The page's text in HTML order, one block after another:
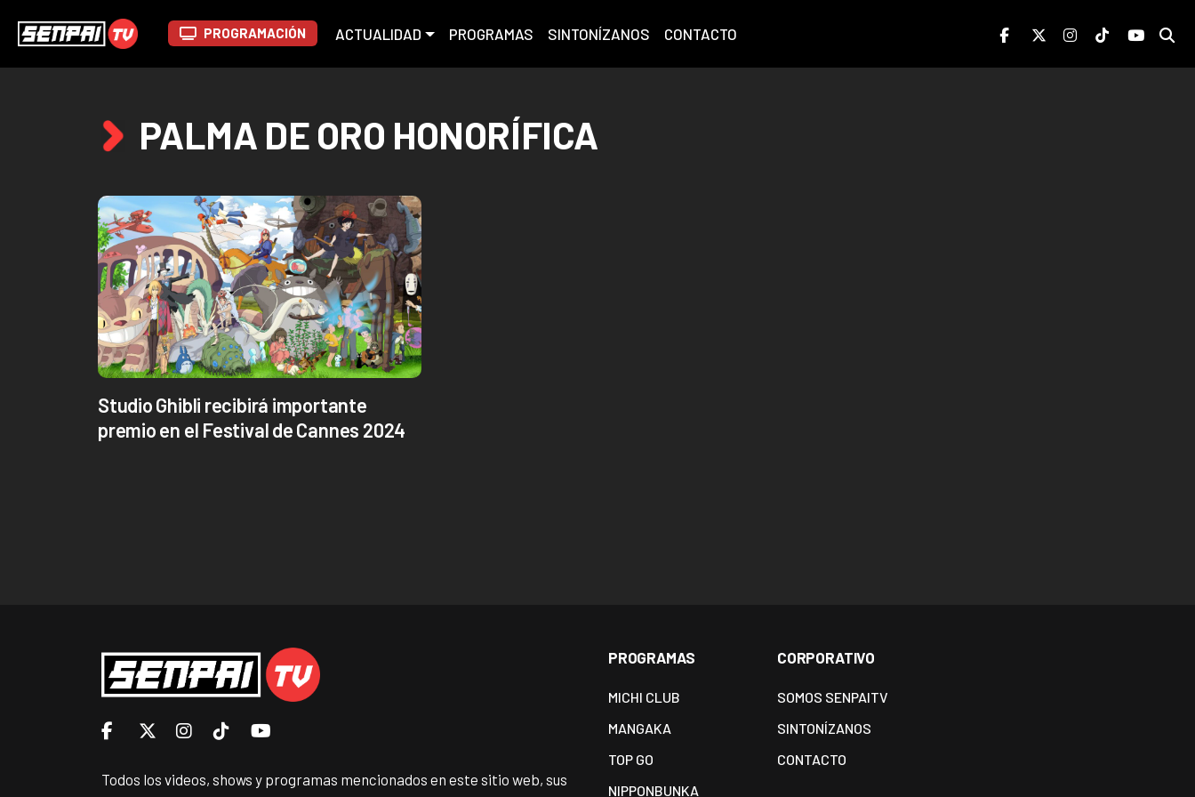
PROGRAMACIÓN ACTUALIDAD PROGRAMAS SINTONÍZANOS CONTACTO
PALMA DE ORO HONORÍFICA
Studio Ghibli recibirá importante
premio en el Festival de Cannes 2024
Todos los videos, shows y programas mencionados en este sitio web, sus
PROGRAMAS
MICHI CLUB
MANGAKA
TOP GO
NIPPONBUNKA
CORPORATIVO
SOMOS SENPAITV
SINTONÍZANOS
CONTACTO